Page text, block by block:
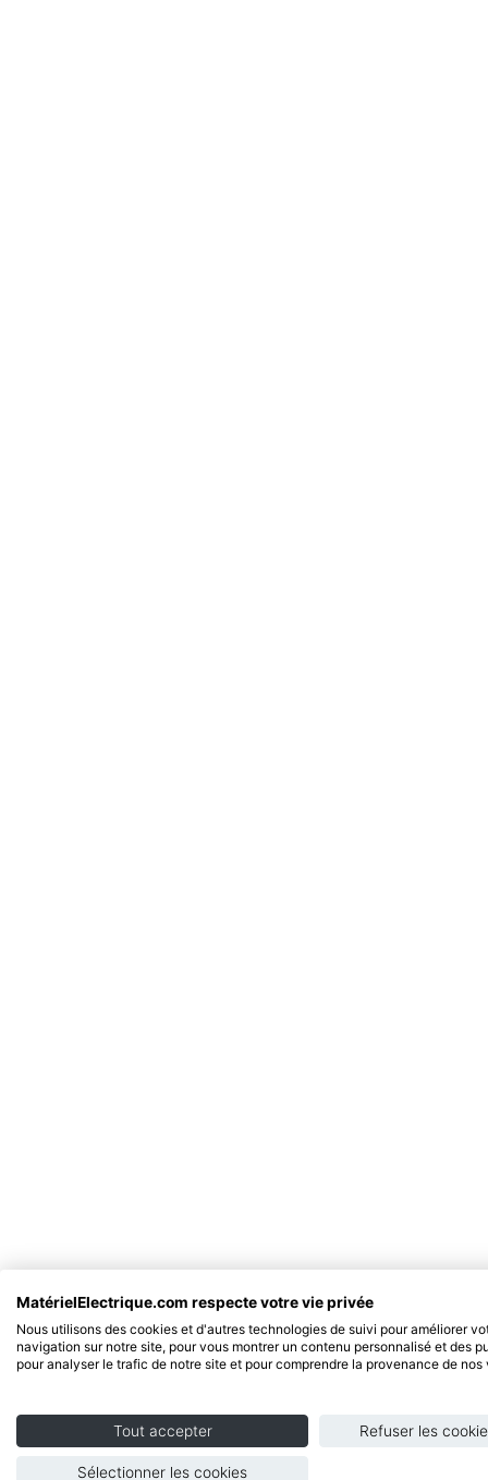
MatérielElectrique.com respecte votre vie privée
Nous utilisons des cookies et d'autres technologies de suivi pour améliorer
navigation sur notre site, pour vous montrer un contenu personnalisé et des
pour analyser le trafic de notre site et pour comprendre la provenance de nos
Tout accepter Refuser les
Sélectionner les cookies